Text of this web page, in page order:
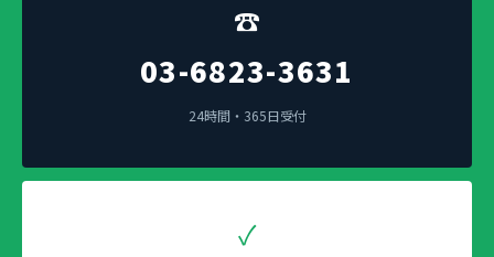
☎
03-6823-3631
24時間・365日受付
✓